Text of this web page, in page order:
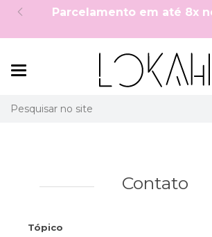
Parcelamento em até 8x
Contato
Tópico